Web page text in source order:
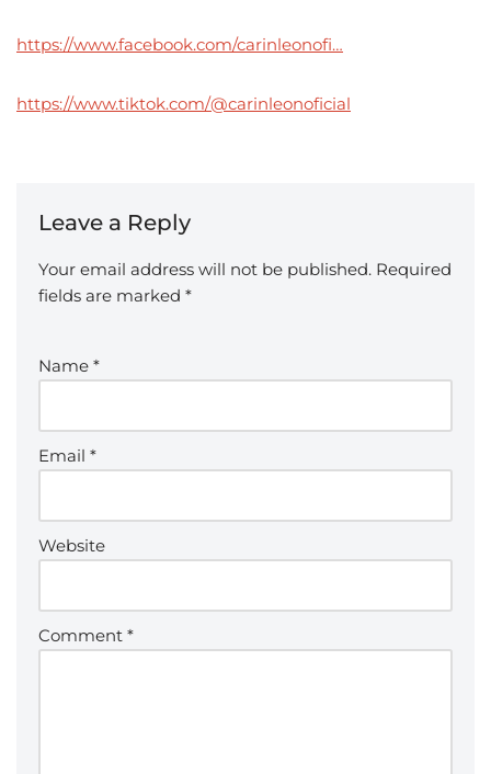
https://www.facebook.com/carinleonofi…
https://www.tiktok.com/@carinleonoficial
Leave a Reply
Your email address will not be published. Required
fields are marked *
Name *
Email *
Website
Comment *